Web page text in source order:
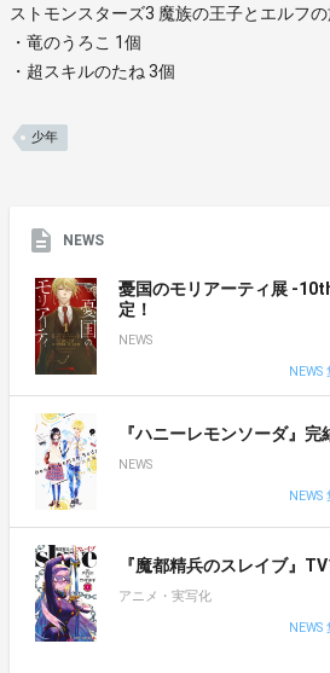
ストモンスターズ3 魔族の王子とエルフの
・竜のうろこ 1個
・超スキルのたね 3個
少年
NEWS
憂国のモリアーティ展 -
定！
NEWS
『ハニーレモンソーダ』完
NEWS
『魔都精兵のスレイブ』
アニメ・実写化